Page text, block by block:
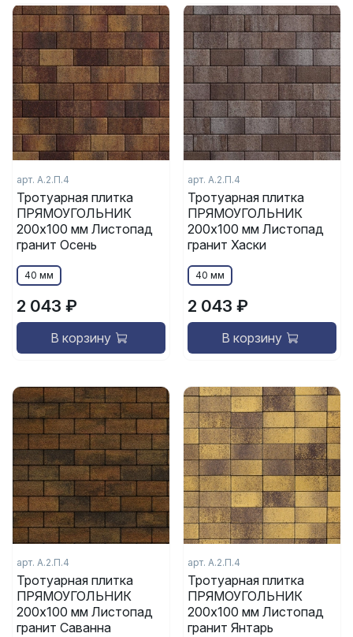
арт. А.2.П.4
Тротуарная плитка
ПРЯМОУГОЛЬНИК
200x100 мм Листопад
гранит Осень
40 мм
2 043 ₽
В корзину
арт. А.2.П.4
Тротуарная плитка
ПРЯМОУГОЛЬНИК
200x100 мм Листопад
гранит Хаски
40 мм
2 043 ₽
В корзину
арт. А.2.П.4
Тротуарная плитка
ПРЯМОУГОЛЬНИК
200x100 мм Листопад
гранит Саванна
арт. А.2.П.4
Тротуарная плитка
ПРЯМОУГОЛЬНИК
200x100 мм Листопад
гранит Янтарь